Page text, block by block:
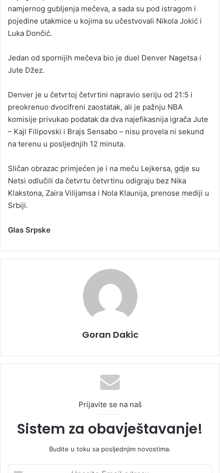
namjernog gubljenja mečeva, a sada su pod istragom i
pojedine utakmice u kojima su učestvovali Nikola Jokić i
Luka Dončić.
Jedan od spornijih mečeva bio je duel Denver Nagetsa i
Jute Džez.
Denver je u četvrtoj četvrtini napravio seriju od 21:5 i
preokrenuo dvocifreni zaostatak, ali je pažnju NBA
komisije privukao podatak da dva najefikasnija igrača Jute
– Kajl Filipovski i Brajs Sensabo – nisu provela ni sekund
na terenu u posljednjih 12 minuta.
Sličan obrazac primjećen je i na meču Lejkersa, gdje su
Netsi odlučili da četvrtu četvrtinu odigraju bez Nika
Klakstona, Zaira Vilijamsa i Nola Klaunija, prenose mediji u
Srbiji.
Glas Srpske
Goran Dakic
Prijavite se na naš
Sistem za obavještavanje!
Budite u toku sa posljednjim novostima.